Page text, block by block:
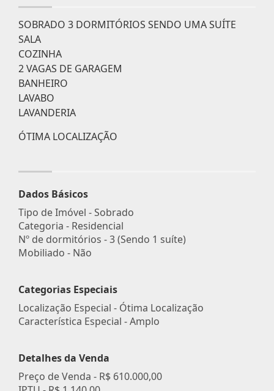
SOBRADO 3 DORMITÓRIOS SENDO UMA SUÍTE
SALA
COZINHA
2 VAGAS DE GARAGEM
BANHEIRO
LAVABO
LAVANDERIA
ÓTIMA LOCALIZAÇÃO
Dados Básicos
Tipo de Imóvel - Sobrado
Categoria - Residencial
Nº de dormitórios - 3 (Sendo 1 suíte)
Mobiliado - Não
Categorias Especiais
Localização Especial - Ótima Localização
Característica Especial - Amplo
Detalhes da Venda
Preço de Venda - R$ 610.000,00